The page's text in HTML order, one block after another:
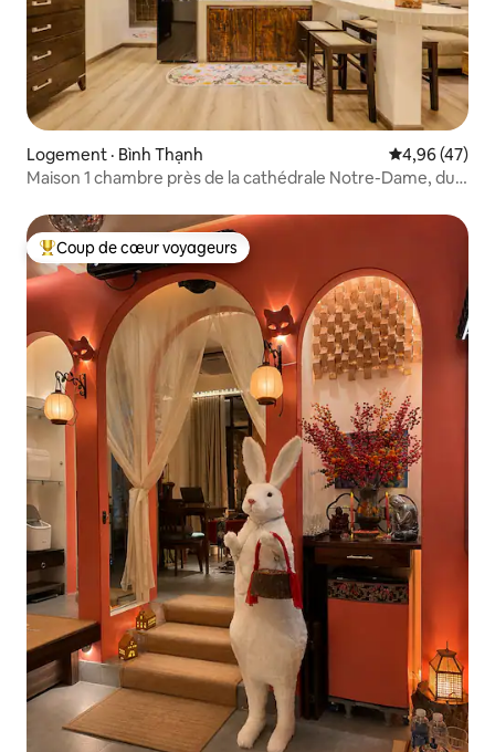
Logement · Bình Thạnh Note
4,96 (47)
Maison 1 chambre près de la cathédrale Notre-Dame, du
Coup de cœur voyageurs parmi les plus aimés
Coup de cœur voyageurs